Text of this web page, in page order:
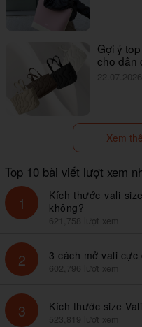
Gợi ý
cho dân
22.07.2026
Xem
Top 10 bài viết lượt xem
1
Kích thước vali
không?
621,758 lượt xem
2 3 cách mở vali cực
602,796 lượt xem
3 Kích thước size
523,819 lượt xem